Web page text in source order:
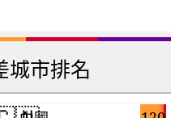
城市排名